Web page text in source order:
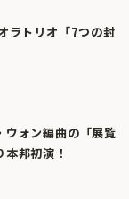
ラトリオ「7つの封
ウォン編曲の「展覧
邦初演！